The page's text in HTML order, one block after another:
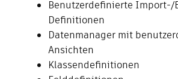
Benutzerdefinierte Import-/
Definitionen
Datenmanager mit
Ansichten
Klassendefinitionen